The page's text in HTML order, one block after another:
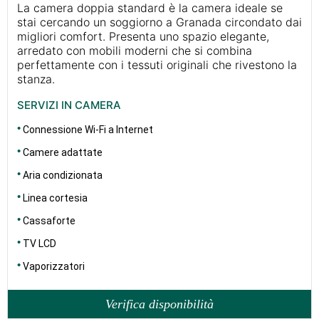
La camera doppia standard è la camera ideale se
stai cercando un soggiorno a Granada circondato dai
migliori comfort. Presenta uno spazio elegante,
arredato con mobili moderni che si combina
perfettamente con i tessuti originali che rivestono la
stanza.
SERVIZI IN CAMERA
Connessione Wi-Fi a Internet
Camere adattate
Aria condizionata
Linea cortesia
Cassaforte
TV LCD
Vaporizzatori
Verifica disponibilità